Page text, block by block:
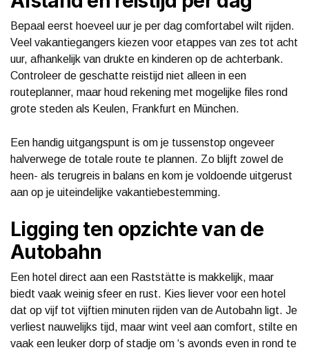
Bepaal eerst hoeveel uur je per dag comfortabel wilt rijden.
Veel vakantiegangers kiezen voor etappes van zes tot acht
uur, afhankelijk van drukte en kinderen op de achterbank.
Controleer de geschatte reistijd niet alleen in een
routeplanner, maar houd rekening met mogelijke files rond
grote steden als Keulen, Frankfurt en München.
Een handig uitgangspunt is om je tussenstop ongeveer
halverwege de totale route te plannen. Zo blijft zowel de
heen- als terugreis in balans en kom je voldoende uitgerust
aan op je uiteindelijke vakantiebestemming.
Ligging ten opzichte van de
Autobahn
Een hotel direct aan een Raststätte is makkelijk, maar
biedt vaak weinig sfeer en rust. Kies liever voor een hotel
dat op vijf tot vijftien minuten rijden van de Autobahn ligt. Je
verliest nauwelijks tijd, maar wint veel aan comfort, stilte en
vaak een leuker dorp of stadje om ‘s avonds even in rond te